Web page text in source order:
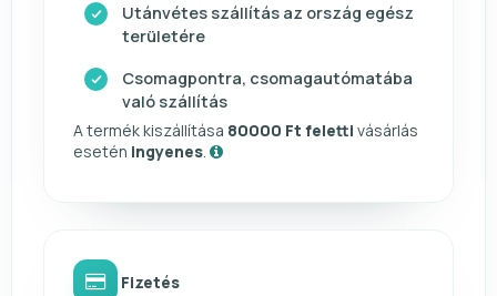
Utánvétes szállítás az ország egész
területére
Csomagpontra, csomagautómatába
való szállítás
A termék kiszállítása 80000 Ft feletti vásárlás
esetén ingyenes
Fizetés